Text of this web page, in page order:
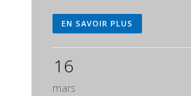
EN SAVOIR PLUS
16
mars